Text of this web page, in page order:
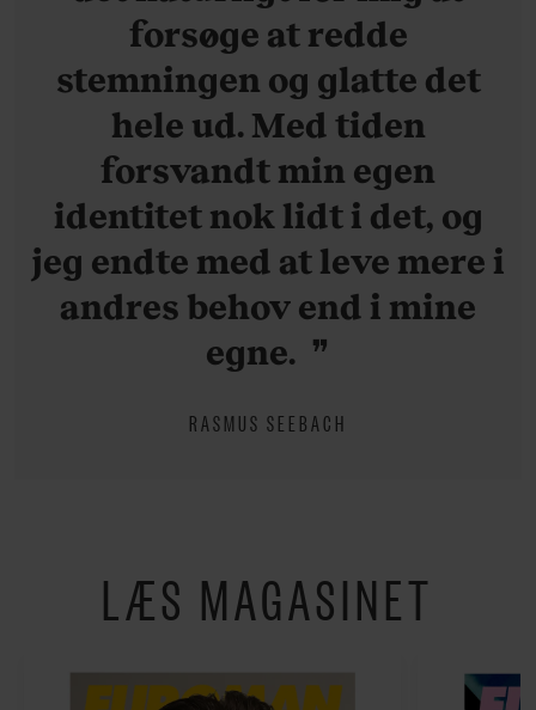
forsøge at redde
stemningen og glatte det
hele ud. Med tiden
forsvandt min egen
identitet nok lidt i det, og
jeg endte med at leve mere i
andres behov end i mine
egne.
RASMUS SEEBACH
LÆS MAGASINET